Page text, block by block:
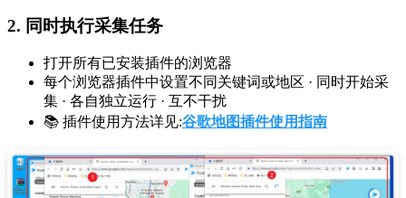
2. 同时执行采集任务
打开所有已安装插件的浏览器
每个浏览器插件中设置不同关键词或地区 · 同时开始采
集 · 各自独立运行 · 互不干扰
📚 插件使用方法详见:谷歌地图插件使用指南